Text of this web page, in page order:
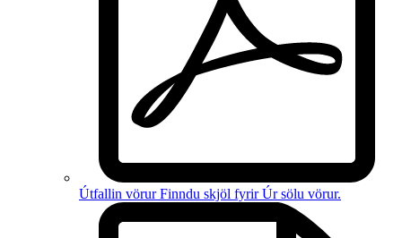
Útfallin vörur Finndu skjöl fyrirÚr sölu vörur.